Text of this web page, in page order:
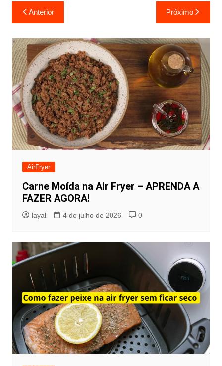
Navegação
de
Post
Anterior Próximo
AirFryer
Carne Moída na Air Fryer – APRENDA A
FAZER AGORA!
layal 4 de julho de 2026 0